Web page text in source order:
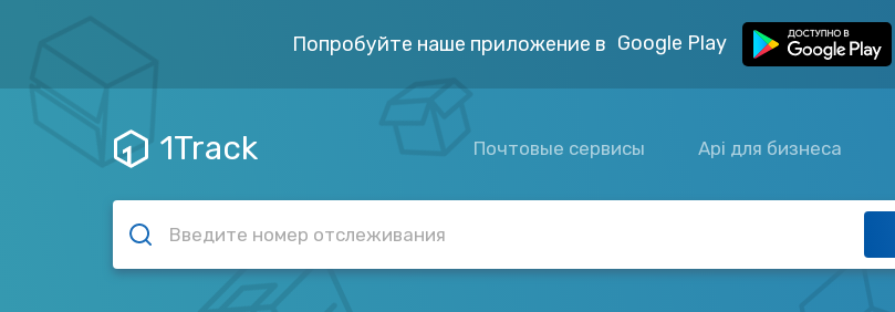
Попробуйте наше приложение в Google Play
1Track Почтовые сервисы Api для бизнеса